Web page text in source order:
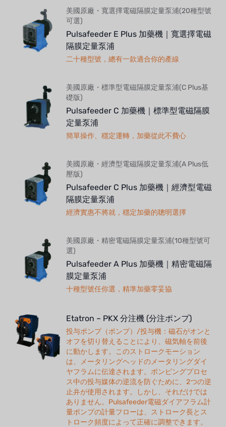
美國原廠・寬選擇電磁隔膜定量泵浦(20種型號
可選)
Pulsafeeder E Plus 加藥機｜寬選擇電磁
隔膜定量泵浦
二十種型號，總有一款適合你的產線
美國原廠・標準型電磁隔膜定量泵浦(C Plus基
礎版)
Pulsafeeder C 加藥機｜標準型電磁隔膜
定量泵浦
簡單操作、穩定運轉，加藥從此不費心
美國原廠・經濟型電磁隔膜定量泵浦(A Plus低
壓版)
Pulsafeeder C Plus 加藥機｜經濟型電磁
隔膜定量泵浦
經濟實惠不將就，穩定加藥的聰明選擇
美國原廠・精密電磁隔膜定量泵浦(10種型號可
選)
Pulsafeeder A Plus 加藥機｜精密電磁隔
膜定量泵浦
十種型號任你選，精準加藥零妥協
Etatron – PKX 分注機 (分注ポンプ)
投与ポンプ（ポンプ）/投与機：磁石がオンと
オフを切り替えることにより、磁気軸を前後
に動かします。このストロークモーション
は、メータリングヘッドのメータリングダイ
ヤフラムに伝達されます。ポンピングプロセ
ス中の投与媒体の逆流を防ぐために、2つの逆
止弁が使用されます。しかし、それだけでは
ありません。Pulsafeeder電磁ダイアフラム計
量ポンプの計量フローは、ストローク長とス
トローク頻度によって正確に調整できます。